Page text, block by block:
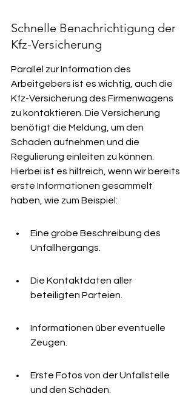
Schnelle Benachrichtigung der
Kfz-Versicherung
Parallel zur Information des
Arbeitgebers ist es wichtig, auch die
Kfz-Versicherung des Firmenwagens
zu kontaktieren. Die Versicherung
benötigt die Meldung, um den
Schaden aufnehmen und die
Regulierung einleiten zu können.
Hierbei ist es hilfreich, wenn wir bereits
erste Informationen gesammelt
haben, wie zum Beispiel:
Eine grobe Beschreibung des
Unfallhergangs.
Die Kontaktdaten aller
beteiligten Parteien.
Informationen über eventuelle
Zeugen.
Erste Fotos von der Unfallstelle
und den Schäden.